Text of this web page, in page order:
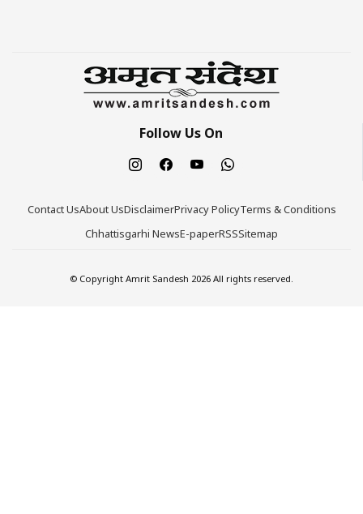
Follow Us On
Contact UsAbout UsDisclaimerPrivacy PolicyTerms & Conditions
Chhattisgarhi NewsE-paperRSSSitemap
© Copyright Amrit Sandesh 2026 All rights reserved.